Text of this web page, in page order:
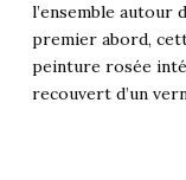
l’ensemble autour
premier abord,
peinture rosée
recouvert d’un